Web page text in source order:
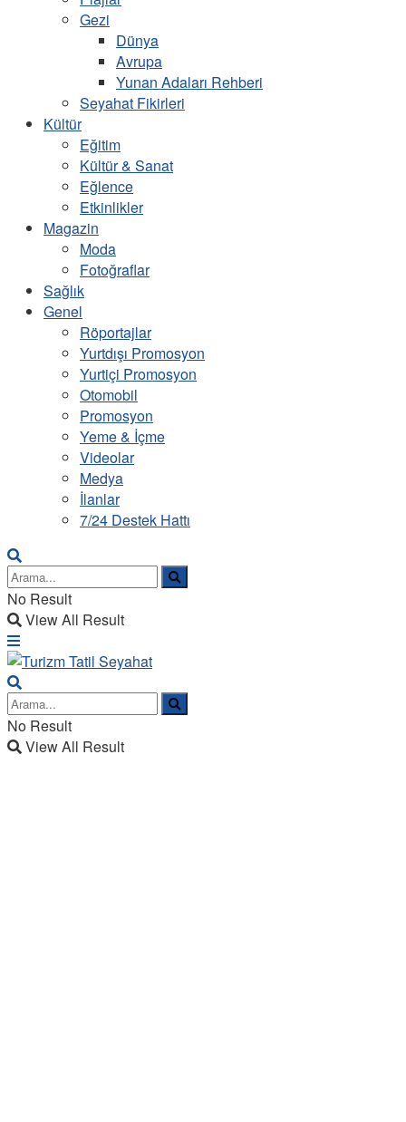
Gezi
Dünya
Avrupa
Yunan Adaları Rehberi
Seyahat Fikirleri
Kültür
Eğitim
Kültür & Sanat
Eğlence
Etkinlikler
Magazin
Moda
Fotoğraflar
Sağlık
Genel
Röportajlar
Yurtdışı Promosyon
Yurtiçi Promosyon
Otomobil
Promosyon
Yeme & İçme
Videolar
Medya
İlanlar
7/24 Destek Hattı
No Result
View All Result
No Result
View All Result